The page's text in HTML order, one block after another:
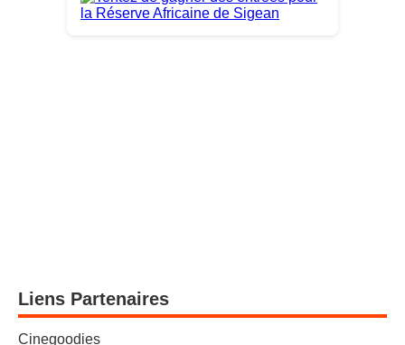
Liens Partenaires
Cinegoodies